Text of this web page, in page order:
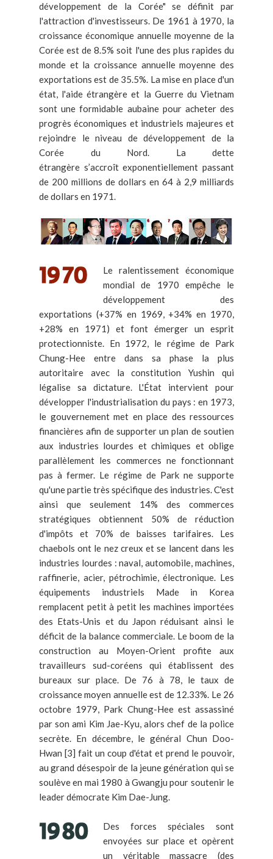
développement de la Corée" se définit par
l'attraction d'investisseurs. De 1961 à 1970, la
croissance économique annuelle moyenne de la
Corée est de 8.5% soit l'une des plus rapides du
monde et la croissance annuelle moyenne des
exportations est de 35.5%. La mise en place d'un
état, l'aide étrangère et la Guerre du Vietnam
sont une formidable aubaine pour acheter des
progrès économiques et industriels majeures et
rejoindre le niveau de développement de la
Corée du Nord. La dette
étrangère s’accroît exponentiellement passant
de 200 millions de dollars en 64 à 2,9 milliards
de dollars en 1971.
Le ralentissement économique
mondial de 1970 empêche le
développement des
exportations (+37% en 1969, +34% en 1970,
+28% en 1971) et font émerger un esprit
protectionniste. En 1972, le régime de Park
Chung-Hee entre dans sa phase la plus
autoritaire avec la constitution Yushin qui
légalise sa dictature. L'État intervient pour
développer l'industrialisation du pays : en 1973,
le gouvernement met en place des ressources
financières afin de supporter un plan de soutien
aux industries lourdes et chimiques et oblige
parallèlement les commerces ne fonctionnant
pas à fermer. Le régime de Park ne supporte
qu'une partie très spécifique des industries. C'est
ainsi que seulement 14% des commerces
stratégiques obtiennent 50% de réduction
d'impôts et 70% de baisses tarifaires. Les
chaebols ont le nez creux et se lancent dans les
industries lourdes : naval, automobile, machines,
raffinerie, acier, pétrochimie, électronique. Les
équipements industriels Made in Korea
remplacent petit à petit les machines importées
des Etats-Unis et du Japon réduisant ainsi le
déficit de la balance commerciale. Le boom de la
construction au Moyen-Orient profite aux
travailleurs sud-coréens qui établissent des
bureaux sur place. De 76 à 78, le taux de
croissance moyen annuelle est de 12.33%. Le 26
octobre 1979, Park Chung-Hee est assassiné
par son ami Kim Jae-Kyu, alors chef de la police
secrète. En décembre, le général Chun Doo-
Hwan [3] fait un coup d'état et prend le pouvoir,
au grand désespoir de la jeune génération qui se
soulève en mai 1980 à Gwangju pour soutenir le
leader démocrate Kim Dae-Jung.
Des forces spéciales sont
envoyées sur place et opèrent
un véritable massacre (des